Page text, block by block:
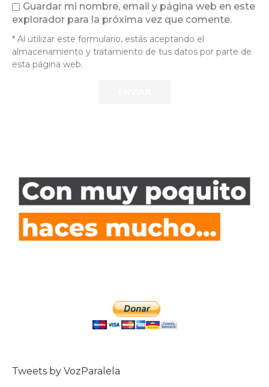
Guardar mi nombre, email y página web en este
explorador para la próxima vez que comente.
* Al utilizar este formulario, estás aceptando el
almacenamiento y tratamiento de tus datos por parte de
esta página web.
Tweets by VozParalela